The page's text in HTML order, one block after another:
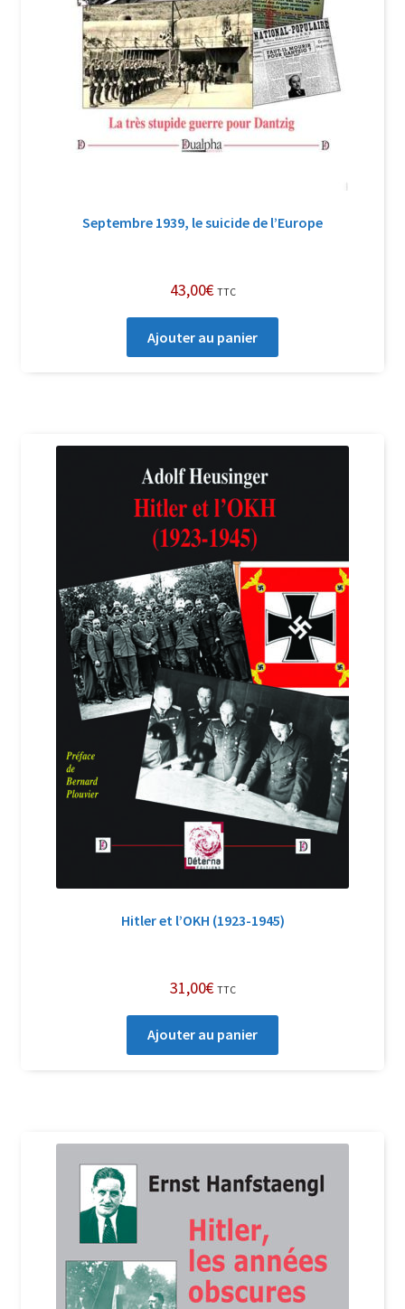
Septembre 1939, le suicide de l’Europe
43,00€ TTC
Ajouter au panier
Hitler et l’OKH (1923-1945)
31,00€ TTC
Ajouter au panier